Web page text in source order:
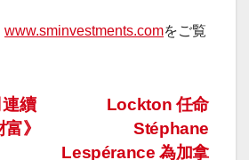
www.sminvestments.comをご覧
Lockton 任命
Stéphane
Lespérance 為加拿
續
》